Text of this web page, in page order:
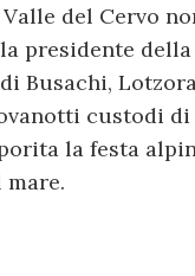
del Cervo
presidente
Busachi,
custodi
la festa
mare.